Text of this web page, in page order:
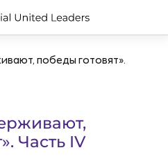
победы готовят».
Часть IV